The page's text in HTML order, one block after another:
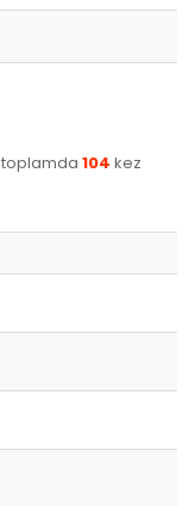
toplamda 104 kez